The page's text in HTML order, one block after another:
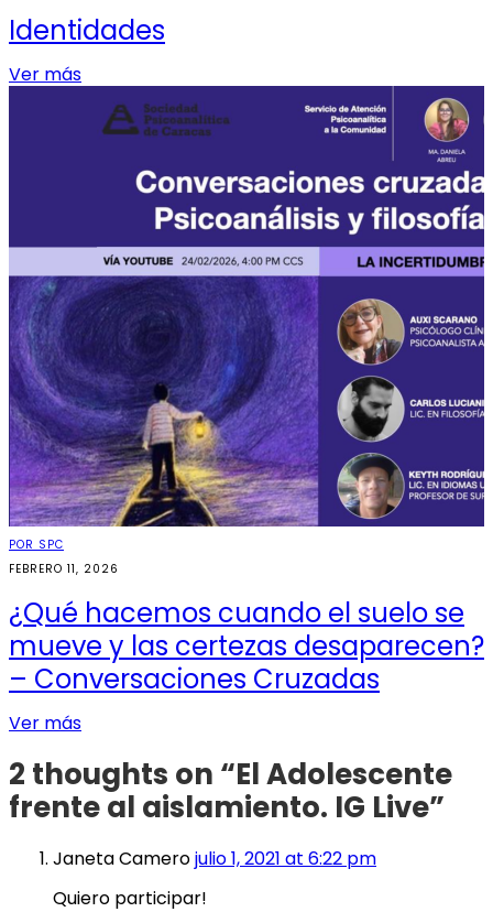
Identidades
Ver más
POR SPC
FEBRERO 11, 2026
¿Qué hacemos cuando el suelo se
mueve y las certezas desaparecen?
– Conversaciones Cruzadas
Ver más
2 thoughts on “El Adolescente
frente al aislamiento. IG Live”
Janeta Camerojulio 1, 2021 at 6:22 pm
Quiero participar!